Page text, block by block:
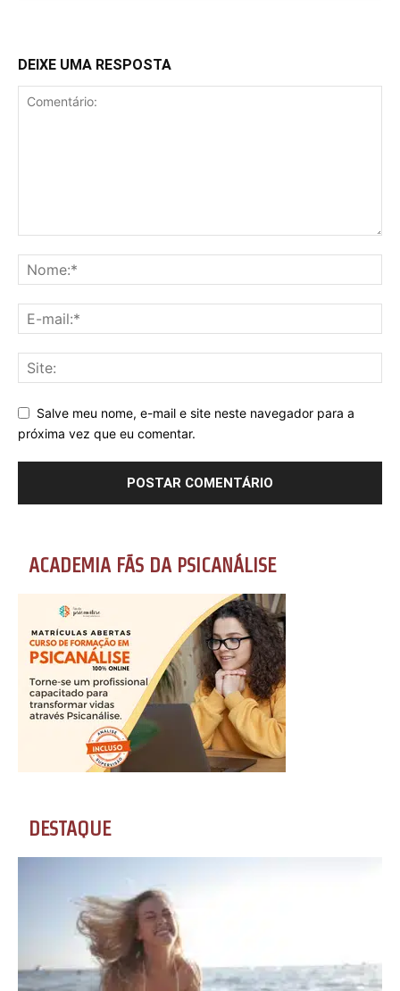
DEIXE UMA RESPOSTA
Salve meu nome, e-mail e site neste navegador para a
próxima vez que eu comentar.
ACADEMIA FÃS DA PSICANÁLISE
DESTAQUE